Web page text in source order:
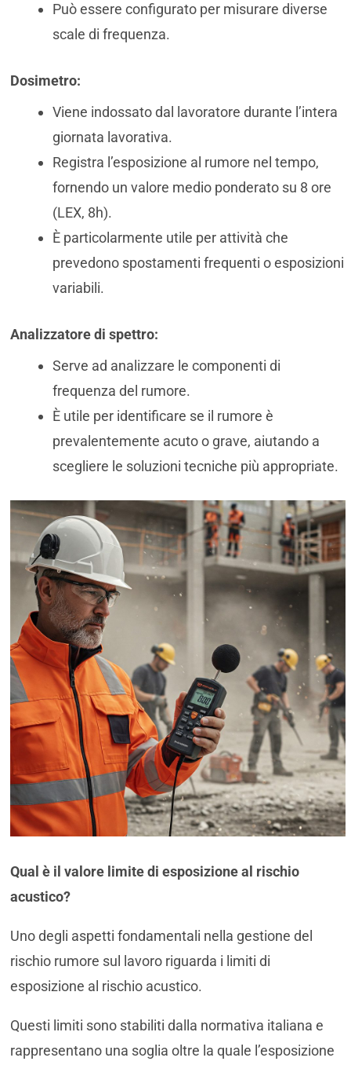
Può essere configurato per misurare diverse
scale di frequenza.
Dosimetro:
Viene indossato dal lavoratore durante l’intera
giornata lavorativa.
Registra l’esposizione al rumore nel tempo,
fornendo un valore medio ponderato su 8 ore
(LEX, 8h).
È particolarmente utile per attività che
prevedono spostamenti frequenti o esposizioni
variabili.
Analizzatore di spettro:
Serve ad analizzare le componenti di
frequenza del rumore.
È utile per identificare se il rumore è
prevalentemente acuto o grave, aiutando a
scegliere le soluzioni tecniche più appropriate.
Qual è il valore limite di esposizione al rischio
acustico?
Uno degli aspetti fondamentali nella gestione del
rischio rumore sul lavoro riguarda i limiti di
esposizione al rischio acustico.
Questi limiti sono stabiliti dalla normativa italiana e
rappresentano una soglia oltre la quale l’esposizione